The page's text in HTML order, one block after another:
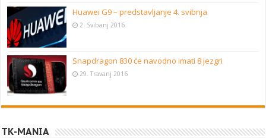
Huawei G9 – predstavljanje 4. svibnja
2. Svibanj 2016
Snapdragon 830 će navodno imati 8 jezgri
29. Travanj 2016
TK-MANIA